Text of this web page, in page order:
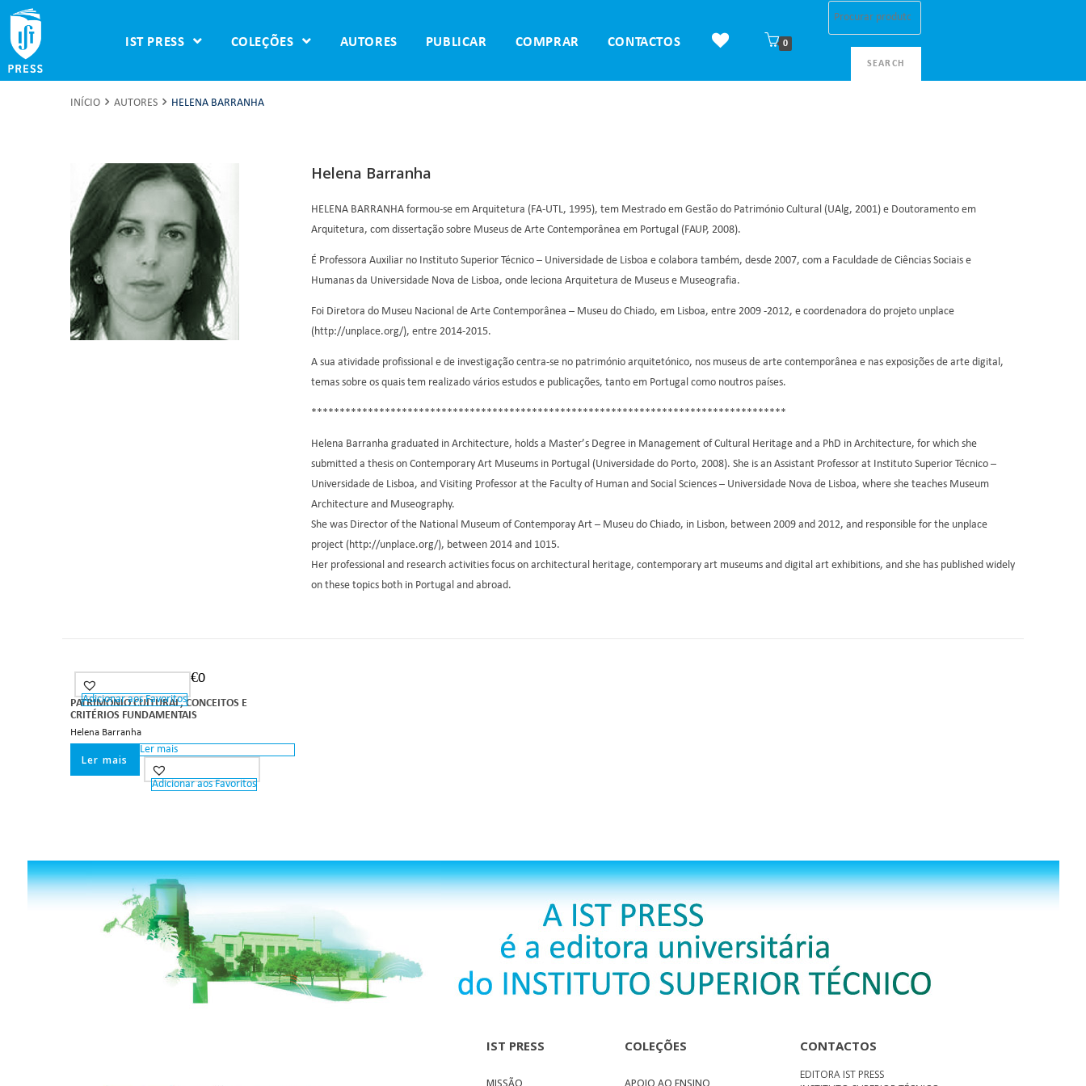
IST PRESS COLEÇÕES AUTORES PUBLICAR COMPRAR CONTACTOS 0
SEARCH
INÍCIO AUTORES HELENA BARRANHA
Helena Barranha
HELENA BARRANHA formou-se em Arquitetura (FA-UTL, 1995), tem Mestrado em Gestão do Património Cultural (UAlg, 2001) e Doutoramento em
Arquitetura, com dissertação sobre Museus de Arte Contemporânea em Portugal (FAUP, 2008).
É Professora Auxiliar no Instituto Superior Técnico – Universidade de Lisboa e colabora também, desde 2007, com a Faculdade de Ciências Sociais e
Humanas da Universidade Nova de Lisboa, onde leciona Arquitetura de Museus e Museografia.
Foi Diretora do Museu Nacional de Arte Contemporânea – Museu do Chiado, em Lisboa, entre 2009 -2012, e coordenadora do projeto unplace
(http://unplace.org/), entre 2014-2015.
A sua atividade profissional e de investigação centra-se no património arquitetónico, nos museus de arte contemporânea e nas exposições de arte digital,
temas sobre os quais tem realizado vários estudos e publicações, tanto em Portugal como noutros países.
************************************************************************************
Helena Barranha graduated in Architecture, holds a Master’s Degree in Management of Cultural Heritage and a PhD in Architecture, for which she
submitted a thesis on Contemporary Art Museums in Portugal (Universidade do Porto, 2008). She is an Assistant Professor at Instituto Superior Técnico –
Universidade de Lisboa, and Visiting Professor at the Faculty of Human and Social Sciences – Universidade Nova de Lisboa, where she teaches Museum
Architecture and Museography.
She was Director of the National Museum of Contemporay Art – Museu do Chiado, in Lisbon, between 2009 and 2012, and responsible for the unplace
project (http://unplace.org/), between 2014 and 1015.
Her professional and research activities focus on architectural heritage, contemporary art museums and digital art exhibitions, and she has published widely
on these topics both in Portugal and abroad.
Adicionar aos Favoritos
€0
PATRIMÓNIO CULTURAL, CONCEITOS E
CRITÉRIOS FUNDAMENTAIS
Helena Barranha
Ler mais
Ler mais
Adicionar aos Favoritos
IST PRESS
MISSÃO
COLEÇÕES
APOIO AO ENSINO
CONTACTOS
EDITORA IST PRESS